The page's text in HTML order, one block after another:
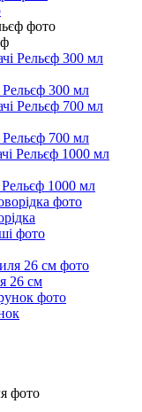
Рельєф 300 мл
Рельєф 700 мл
1000 мл
26 см